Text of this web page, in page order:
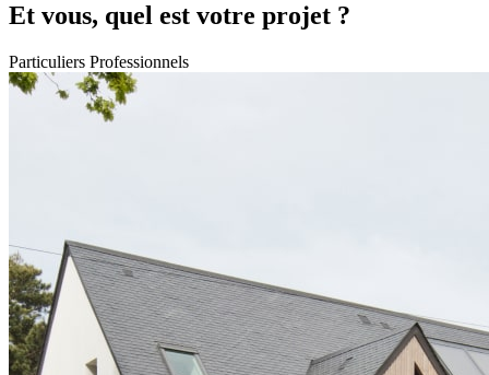
Et vous, quel est votre projet ?
Particuliers Professionnels